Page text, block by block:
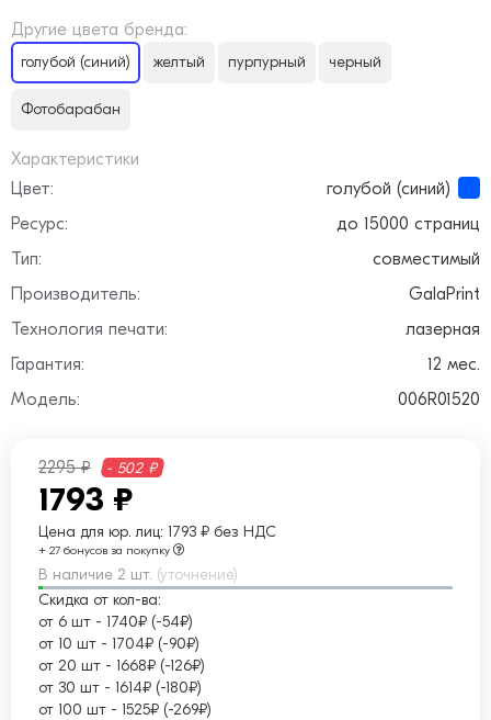
Другие цвета бренда:
голубой (синий) желтый пурпурный черный
Фотобарабан
Характеристики
Цвет:
голубой (синий)
Ресурс:
до 15000 страниц
Тип:
совместимый
Производитель:
GalaPrint
Технология печати:
лазерная
Гарантия:
12 мес.
Модель:
006R01520
2295 ₽ - 502 ₽
1793 ₽
Цена для юр. лиц: 1793 ₽ без НДС
+ 27 бонусов за покупку
В наличие 2 шт. (уточнение)
Скидка от кол-ва:
от 6 шт - 1740₽ (-54₽)
от 10 шт - 1704₽ (-90₽)
от 20 шт - 1668₽ (-126₽)
от 30 шт - 1614₽ (-180₽)
от 100 шт - 1525₽ (-269₽)